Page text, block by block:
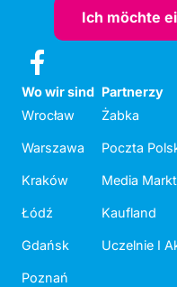
Ich möchte
Wo wir sind
Wrocław
Warszawa
Kraków
Łódź
Gdańsk
Poznań
Partnerzy
Żabka
Poczta
Media Markt
Kaufland
Uczelnie I